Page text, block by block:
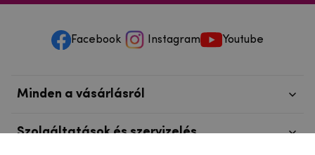
Facebook Instagram Youtube
Minden a vásárlásról
Szolgáltatások és szervizelés